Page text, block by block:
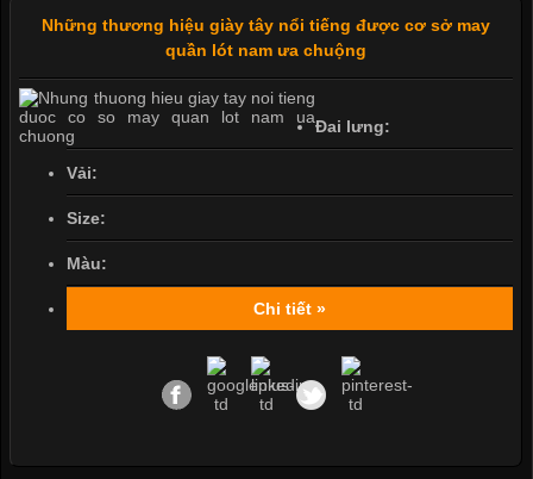
Những thương hiệu giày tây nổi tiếng được cơ sở may
quần lót nam ưa chuộng
Đai lưng:
Vải:
Size:
Màu:
Chi tiết »